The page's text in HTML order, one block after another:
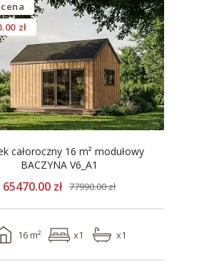
zł
całoroczny 16 m² modułowy
BACZYNA V6_A1
65470.00 zł 77990.00 zł
16 m² x1 x1